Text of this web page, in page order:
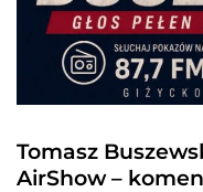
Tomasz
AirShow –